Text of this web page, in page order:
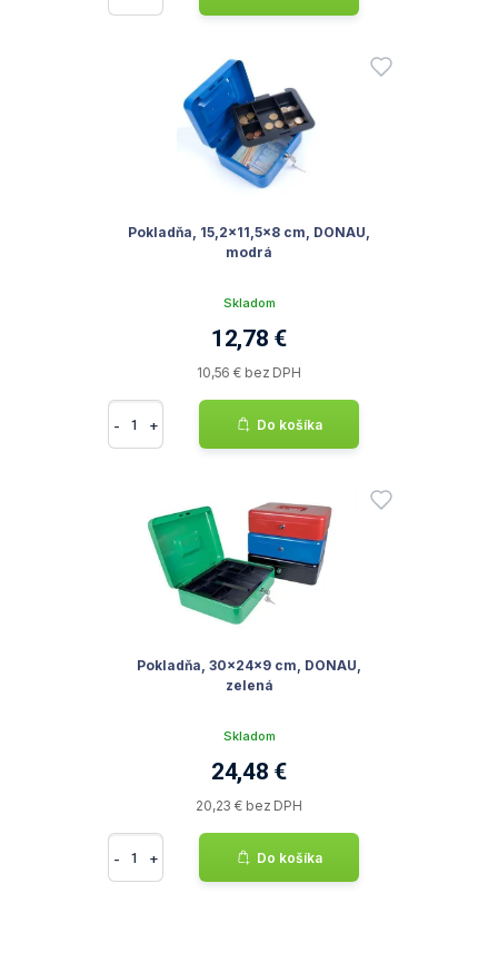
Pokladňa, 15,2x11,5x8 cm, DONAU,
modrá
Skladom
12,78 €
10,56 € bez DPH
- + Do košíka
Pokladňa, 30x24x9 cm, DONAU,
zelená
Skladom
24,48 €
20,23 € bez DPH
- + Do košíka